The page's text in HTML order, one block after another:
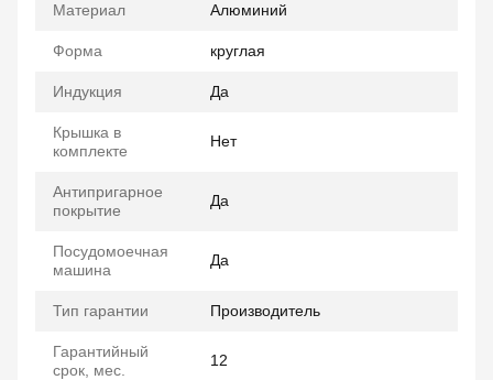
Материал Алюминий
Форма круглая
Индукция Да
Крышка в
комплекте
Нет
Антипригарное
покрытие
Да
Посудомоечная
машина
Да
Тип гарантии Производитель
Гарантийный
срок, мес.
12